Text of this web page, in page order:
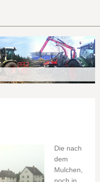
Die nach
dem
Mulchen,
noch in